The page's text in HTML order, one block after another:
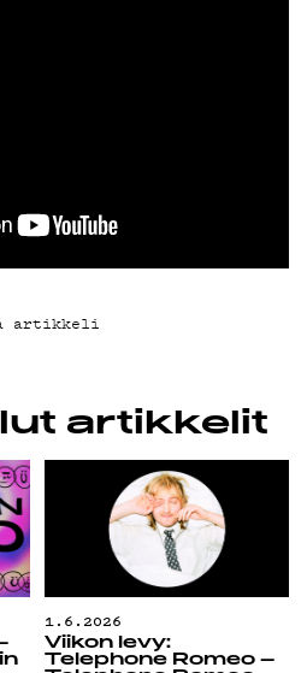
artikkeli
artikkelit
1.6.2026
Viikon levy:
Telephone Romeo –